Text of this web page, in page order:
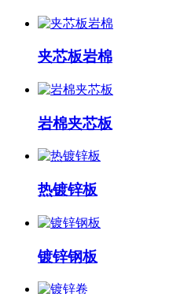
夹芯板岩棉
岩棉夹芯板
热镀锌板
镀锌钢板